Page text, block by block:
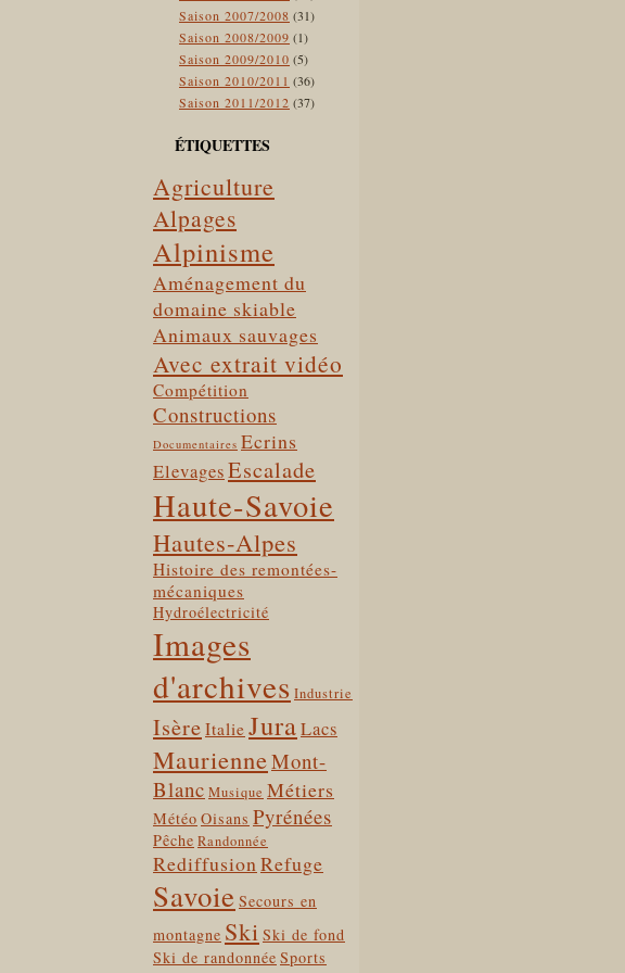
Saison 2007/2008 (31)
Saison 2008/2009 (1)
Saison 2009/2010 (5)
Saison 2010/2011 (36)
Saison 2011/2012 (37)
ÉTIQUETTES
Agriculture
Alpages
Alpinisme
Aménagement du
domaine skiable
Animaux sauvages
Avec extrait vidéo
Compétition
Constructions
Documentaires Ecrins
ElevagesEscalade
Haute-Savoie
Hautes-Alpes
Histoire des remontées-
mécaniques
Hydroélectricité
Images
d'archives Industrie
Isère Italie JuraLacs
MaurienneMont-
Blanc Musique Métiers
Météo Oisans Pyrénées
Pêche Randonnée
RediffusionRefuge
Savoie Secours en
montagne Ski Ski de fond
Ski de randonnée Sports